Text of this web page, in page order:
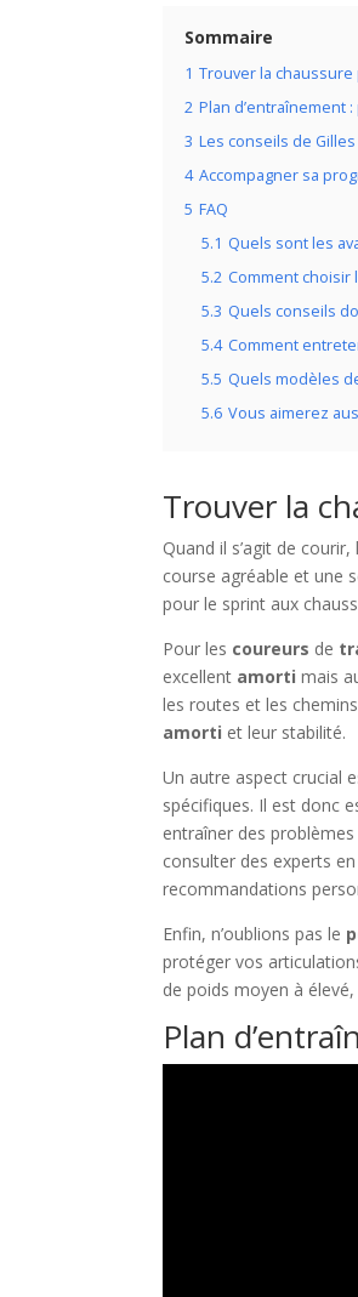
Sommaire
1 Trouver la chaussure
2 Plan d’entraînement
3 Les conseils de
4 Accompagner sa
5 FAQ
5.1 Quels sont les
5.2 Comment choisir
5.3 Quels conseils
5.4 Comment
5.5 Quels modèles
5.6 Vous aimerez
Trouver la
Quand il s’agit de courir,
course agréable et une
pour le sprint aux
Pour les coureurs de
excellent amorti mais
les routes et les
amorti et leur stabilité.
Un autre aspect crucial
spécifiques. Il est donc
entraîner des
consulter des experts
recommandations
Enfin, n’oublions pas le
protéger vos
de poids moyen à
Plan